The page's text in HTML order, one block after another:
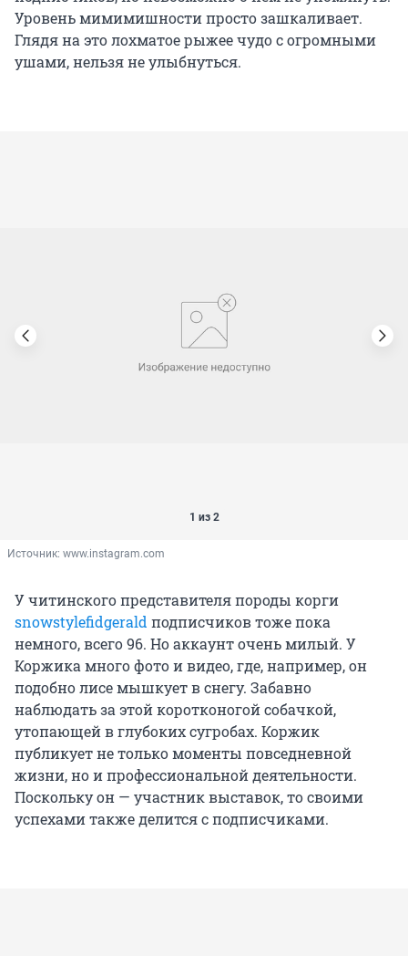
Уровень мимимишности просто зашкаливает.
Глядя на это лохматое рыжее чудо с огромными
ушами, нельзя не улыбнуться.
1 из 2
Источник: www.instagram.com
У читинского представителя породы корги
snowstylefidgerald подписчиков тоже пока
немного, всего 96. Но аккаунт очень милый. У
Коржика много фото и видео, где, например, он
подобно лисе мышкует в снегу. Забавно
наблюдать за этой коротконогой собачкой,
утопающей в глубоких сугробах. Коржик
публикует не только моменты повседневной
жизни, но и профессиональной деятельности.
Поскольку он — участник выставок, то своими
успехами также делится с подписчиками.